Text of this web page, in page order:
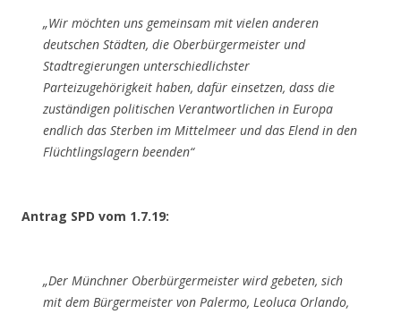
„Wir möchten uns gemeinsam mit vielen anderen
deutschen Städten, die Oberbürgermeister und
Stadtregierungen unterschiedlichster
Parteizugehörigkeit haben, dafür einsetzen, dass die
zuständigen politischen Verantwortlichen in Europa
endlich das Sterben im Mittelmeer und das Elend in den
Flüchtlingslagern beenden“
Antrag SPD vom 1.7.19:
„Der Münchner Oberbürgermeister wird gebeten, sich
mit dem Bürgermeister von Palermo, Leoluca Orlando,